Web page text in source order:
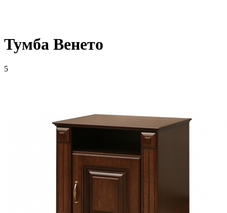
Тумба Венето
5